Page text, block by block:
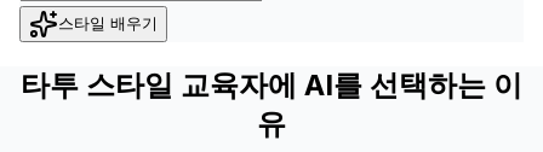
스타일 배우기
타투 스타일 교육자에 AI를 선택하는 이
유